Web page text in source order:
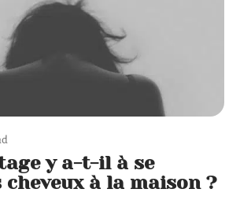
y a-t-il à se
cheveux à la maison ?